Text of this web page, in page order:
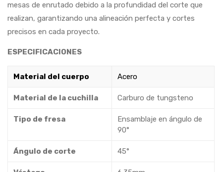
mesas de enrutado debido a la profundidad del corte que
realizan, garantizando una alineación perfecta y cortes
precisos en cada proyecto.
ESPECIFICACIONES
Material del cuerpo Acero
Material de la cuchilla Carburo de tungsteno
Tipo de fresa
Ensamblaje en ángulo de
90°
Ángulo de corte 45°